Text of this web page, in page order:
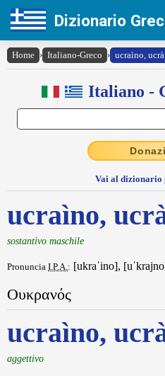
Dizionario
Home › Italiano-Greco › ucraìno,
Italiano -
Vai al dizionario
ucraìno,
sostantivo maschile
Pronuncia I.P.A.: [ukraˈino],
Ουκρανός
ucraìno,
aggettivo